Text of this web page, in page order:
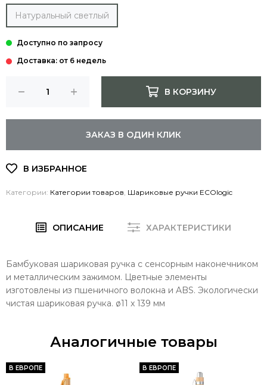
Натуральный светлый
Доставка: от 6 недель
В КОРЗИНУ
ЗАКАЗ В ОДИН КЛИК
Категории: Категории товаров Шариковые ручки ECOlogic
ОПИСАНИЕ ХАРАКТЕРИСТИКИ
Бамбуковая шариковая ручка с сенсорным наконечником
и металлическим зажимом. Цветные элементы
изготовлены из пшеничного волокна и ABS. Экологически
чистая шариковая ручка. ø11 x 139 мм
Аналогичные товары
В ЕВРОПЕ В ЕВРОПЕ